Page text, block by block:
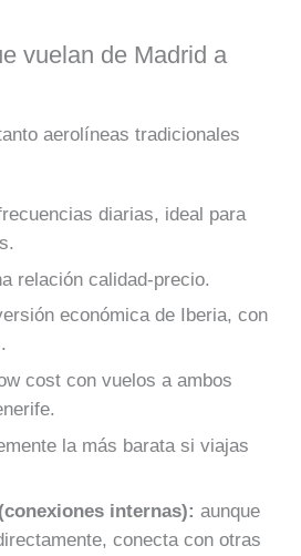
vuelan de Madrid a
aerolíneas tradicionales
diarias, ideal para
relación calidad-precio.
económica de Iberia, con
cost con vuelos a ambos
la más barata si viajas
internas): aunque
conecta con otras